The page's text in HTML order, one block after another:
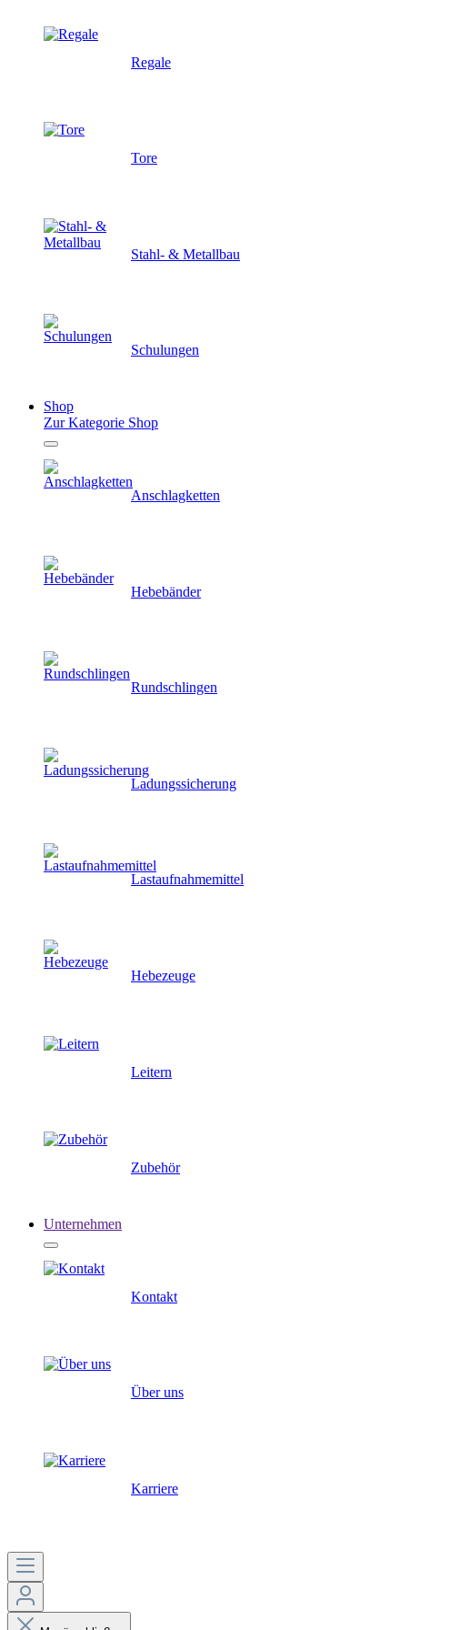
Regale
Tore
Stahl- & Metallbau
Schulungen
Shop
Zur Kategorie Shop
Anschlagketten
Hebebänder
Rundschlingen
Ladungssicherung
Lastaufnahmemittel
Hebezeuge
Leitern
Zubehör
Unternehmen
Kontakt
Über uns
Karriere